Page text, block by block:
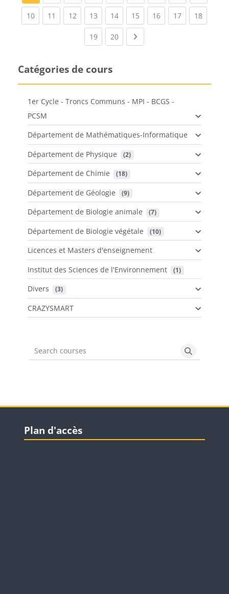
10(current)
11 (current)
12(current)
13(current)
14(current)
15(current)
16(current)
17(current)
18
19(current)
20(current)
Catégories de cours
1er Cycle - Troncs Communs - MPI - BCGS -
PCSM
Département de Mathématiques-Informatique
Département de Physique
(2)
Département de Chimie (18)
Département de Géologie (9)
Département de Biologie animale (7)
Département de Biologie végétale (10)
Licences et Masters d'enseignement
Institut des Sciences de l'Environnement
(1)
Divers (3)
CRAZYSMART
Search courses Search
Blocs
Plan d'accès